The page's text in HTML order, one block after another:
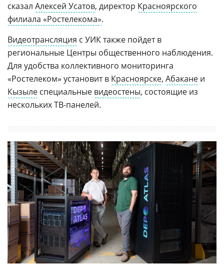
сказал Алексей Усатов, директор Красноярского
филиала «Ростелекома».
Видеотрансляция с УИК также пойдет в
региональные Центры общественного наблюдения.
Для удобства коллективного мониторинга
«Ростелеком» установит в Красноярске, Абакане и
Кызыле специальные видеостены, состоящие из
нескольких ТВ-панелей.